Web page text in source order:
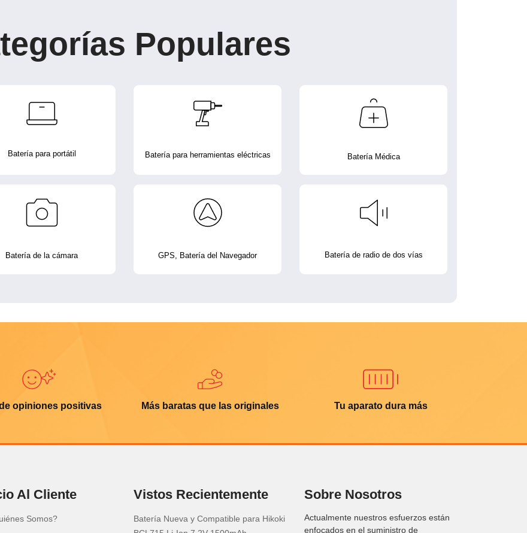
Populares
Batería para portátil Batería para herramientas eléctricas Batería Médica
Batería de la cámara GPS, Batería del Navegador Batería de radio de dos vías
opiniones positivas Más baratas que las originales Tu aparato dura más
Al Cliente
Somos?
Vistos Recientemente
Batería Nueva y Compatible para Hikoki
Sobre Nosotros
Actualmente nuestros esfuerzos están
enfocados en el suministro de